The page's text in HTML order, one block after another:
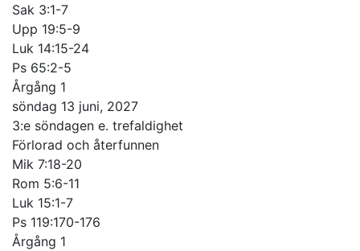
Sak 3:1-7
Upp 19:5-9
Luk 14:15-24
Ps 65:2-5
Årgång 1
söndag 13 juni, 2027
3:e söndagen e. trefaldighet
Förlorad och återfunnen
Mik 7:18-20
Rom 5:6-11
Luk 15:1-7
Ps 119:170-176
Årgång 1